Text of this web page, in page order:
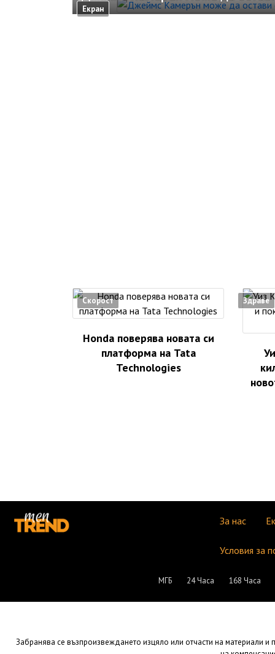
Екран
Скорост
Honda поверява новата си
платформа на Tata
Technologies
Здраве
За нас
Условия за
МГБ 24 Часа 168 Часа
Забранява се възпроизвеждането изцяло или отчасти на материали